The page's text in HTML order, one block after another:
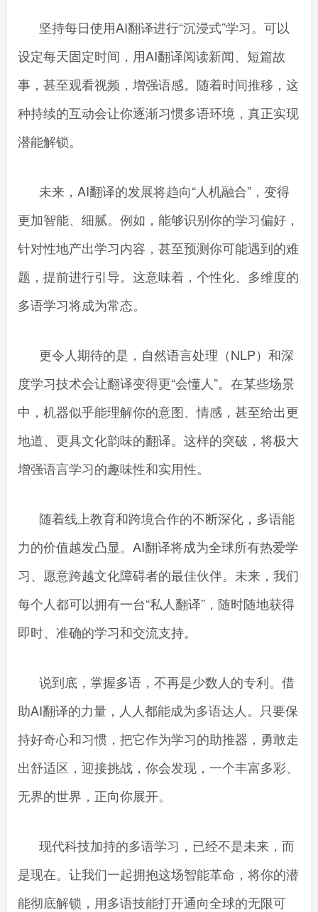
坚持每日使用AI翻译进行“沉浸式”学习。可以
设定每天固定时间，用AI翻译阅读新闻、短篇故
事，甚至观看视频，增强语感。随着时间推移，这
种持续的互动会让你逐渐习惯多语环境，真正实现
潜能解锁。
未来，AI翻译的发展将趋向“人机融合”，变得
更加智能、细腻。例如，能够识别你的学习偏好，
针对性地产出学习内容，甚至预测你可能遇到的难
题，提前进行引导。这意味着，个性化、多维度的
多语学习将成为常态。
更令人期待的是，自然语言处理（NLP）和深
度学习技术会让翻译变得更“会懂人”。在某些场景
中，机器似乎能理解你的意图、情感，甚至给出更
地道、更具文化韵味的翻译。这样的突破，将极大
增强语言学习的趣味性和实用性。
随着线上教育和跨境合作的不断深化，多语能
力的价值越发凸显。AI翻译将成为全球所有热爱学
习、愿意跨越文化障碍者的最佳伙伴。未来，我们
每个人都可以拥有一台“私人翻译”，随时随地获得
即时、准确的学习和交流支持。
说到底，掌握多语，不再是少数人的专利。借
助AI翻译的力量，人人都能成为多语达人。只要保
持好奇心和习惯，把它作为学习的助推器，勇敢走
出舒适区，迎接挑战，你会发现，一个丰富多彩、
无界的世界，正向你展开。
现代科技加持的多语学习，已经不是未来，而
是现在。让我们一起拥抱这场智能革命，将你的潜
能彻底解锁，用多语技能打开通向全球的无限可